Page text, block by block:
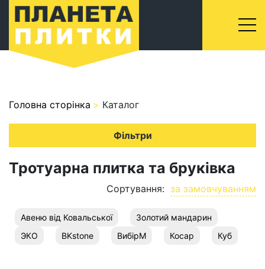
Головна сторінка Каталог
Фільтри
Тротуарна плитка та бруківка
Сортування: за замовчуванням
Авеню від Ковальської
Золотий мандарин
ЭКО
BKstone ВибірМ Косар Куб